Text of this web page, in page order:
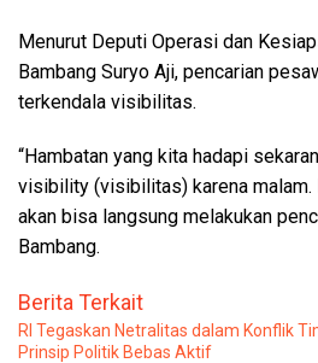
Menurut Deputi Operasi dan
Bambang Suryo Aji, pencarian
terkendala visibilitas.
“Hambatan yang kita hadapi
visibility (visibilitas) karena
akan bisa langsung melakukan
Bambang.
Berita Terkait
RI Tegaskan Netralitas dalam Konflik
Prinsip Politik Bebas Aktif